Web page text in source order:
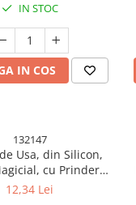
33.5x24x12 cm, Gri
IN STOC
IN COS
132147
Usa, din Silicon,
cu Prindere
Anti-Coliziune, 4x
12,34 Lei